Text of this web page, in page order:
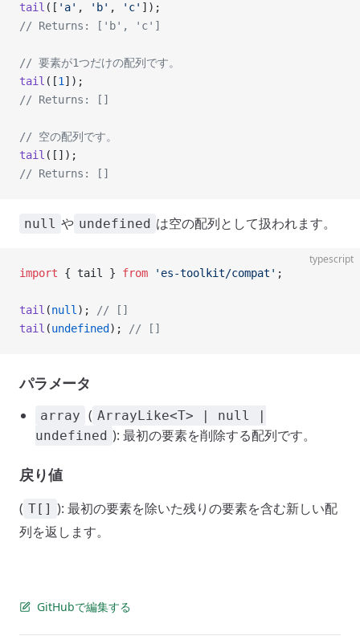
tail ([ 'a' , 'b' , 'c' ]);
// Returns: ['b', 'c']
// 要素が1つだけの配列です。
tail ([1 ]);
// Returns: []
// 空の配列です。
tail ([]);
// Returns: []
null や undefined は空の配列として扱われます。
typescript
import { tail } from 'es-toolkit/compat' ;
tail (null );
// []
tail (undefined ); // []
パラメータ
array ( ArrayLike<T> | null |
undefined ): 最初の要素を削除する配列です。
戻り値
( T[] ): 最初の要素を除いた残りの要素を含む新しい配
列を返します。
GitHubで編集する